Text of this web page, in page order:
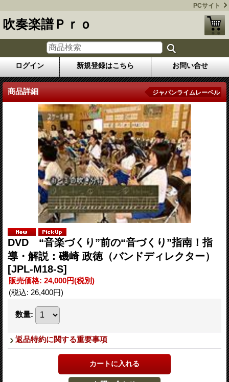
PCサイト
吹奏楽譜Ｐｒｏ
ログイン 新規登録はこちら お問い合せ
商品詳細 ジャパンライムレーベル
DVD “音楽づくり”前の“音づくり”指南！指
導・解説：磯崎 政徳（バンドディレクター）
[JPL-M18-S]
販売価格: 24,000円(税別)
(税込: 26,400円)
数量:
返品特約に関する重要事項